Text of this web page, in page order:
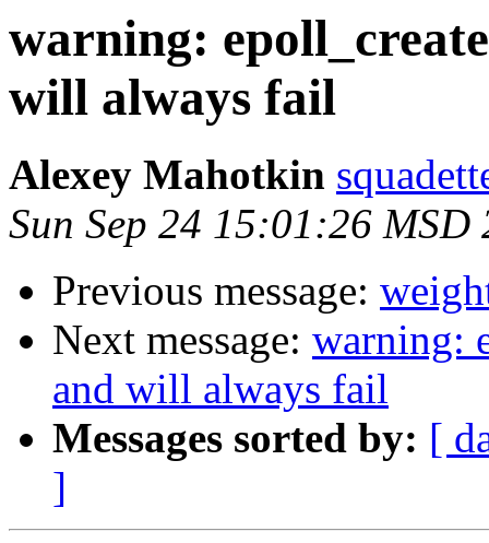
warning:
will always fail
Alexey Mahotkin
Sun Sep 24 15:01:26 MSD
Previous message:
Next message: warning:
and will always fail
Messages sorted by: [
]